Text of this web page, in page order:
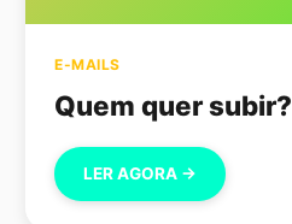
E-MAILS
Quem quer subir?
LER AGORA →